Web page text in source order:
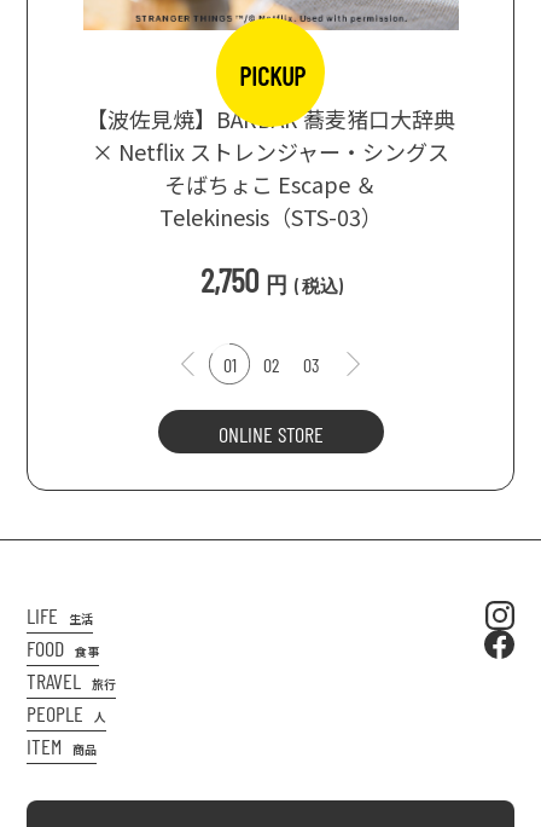
PICKUP
【波佐見焼】BARBAR 蕎麦猪口大辞典
× Netflix ストレンジャー・シングス
そばちょこ Escape ＆
Telekinesis（STS-03）
2,750 円 (税込)
01 02 03
ONLINE STORE
LIFE 生活
FOOD 食事
TRAVEL 旅行
PEOPLE 人
ITEM 商品